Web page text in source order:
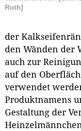
Roth]
der
den Wänden der
auch zur
auf den
verwendet
Produktnamens
Gestaltung der